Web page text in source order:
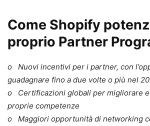
Come Shopify
proprio Partner
o Nuovi incentivi per i partner, con
guadagnare fino a due volte o più nel
o Certificazioni globali per migliorare
proprie competenze
o Maggiori opportunità di networking